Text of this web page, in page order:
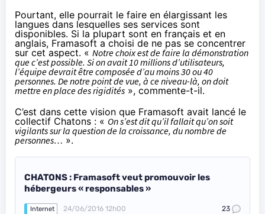
Pourtant, elle pourrait le faire en élargissant les
langues dans lesquelles ses services sont
disponibles. Si la plupart sont en français et en
anglais, Framasoft a choisi de ne pas se concentrer
sur cet aspect. « Notre choix est de faire la démonstration
que c’est possible. Si on avait 10 millions d’utilisateurs,
l’équipe devrait être composée d’au moins 30 ou 40
personnes. De notre point de vue, à ce niveau-là, on doit
mettre en place des rigidités », commente-t-il.
C’est dans cette vision que Framasoft avait lancé le
collectif Chatons : « On s’est dit qu’il fallait qu’on soit
vigilants sur la question de la croissance, du nombre de
personnes… ».
CHATONS : Framasoft veut promouvoir les
hébergeurs « responsables »
Internet 24/06/2016 12h00 23